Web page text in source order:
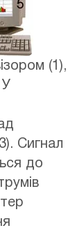
(1),
У
Сигнал
до